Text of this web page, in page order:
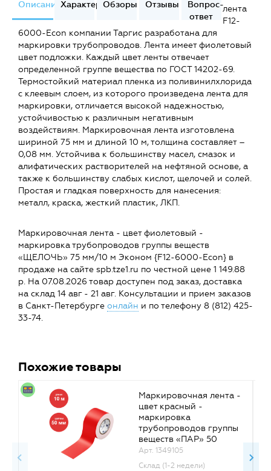
ОписаниеХарактеристики
Обзоры Отзывы
Вопрос-
ответ
лента
F12-
6000-Econ компании Таргис разработана для
маркировки трубопроводов. Лента имеет фиолетовый
цвет подложки. Каждый цвет ленты отвечает
определенной группе вещества по ГОСТ 14202-69.
Термостойкий материал пленка из поливинилхлорида
с клеевым слоем, из которого произведена лента для
маркировки, отличается высокой надежностью,
устойчивостью к различным негативным
воздействиям. Маркировочная лента изготовлена
шириной 75 мм и длиной 10 м, толщина составляет –
0,08 мм. Устойчива к большинству масел, смазок и
алифатических растворителей на нефтяной основе, а
также к большинству слабых кислот, щелочей и солей.
Простая и гладкая поверхность для нанесения:
металл, краска, жесткий пластик, ЛКП.
Маркировочная лента - цвет фиолетовый -
маркировка трубопроводов группы веществ
«ЩЕЛОЧЬ» 75 мм/10 м Эконом {F12-6000-Econ} в
продаже на сайте spb.tze1.ru по честной цене 1 149.88
р. На 07.08.2026 товар доступен под заказ, доставка
на склад 14 авг - 21 авг. Консультации и прием заказов
в Санкт-Петербурге онлайн и по телефону 8 (812) 425-
33-74.
Похожие товары
Маркировочная лента -
цвет красный -
маркировка
трубопроводов группы
веществ «ПАР» 50
мм/10 м Эконом {F11-
2000-Econ}
Арт. 1349105
Склад (1-2 недели)